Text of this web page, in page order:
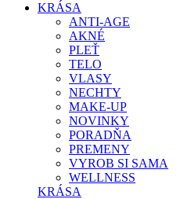
KRÁSA
ANTI-AGE
AKNÉ
PLEŤ
TELO
VLASY
NECHTY
MAKE-UP
NOVINKY
PORADŇA
PREMENY
VYROB SI SAMA
WELLNESS
KRÁSA